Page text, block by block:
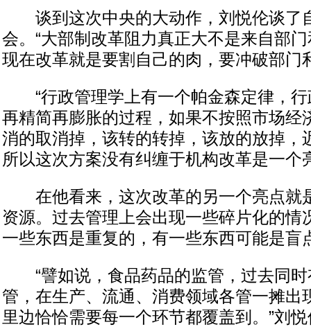
谈到这次中央的大动作，刘悦伦谈了
会。“大部制改革阻力真正大不是来自部
现在改革就是要割自己的肉，要冲破部门
“行政管理学上有一个帕金森定律，行
再精简再膨胀的过程，如果不按照市场经
消的取消掉，该转的转掉，该放的放掉，
所以这次方案没有纠缠于机构改革是一个
在他看来，这次改革的另一个亮点就
资源。过去管理上会出现一些碎片化的情
一些东西是重复的，有一些东西可能是盲
“譬如说，食品药品的监管，过去同时
管，在生产、流通、消费领域各管一摊出
里边恰恰需要每一个环节都覆盖到。”刘